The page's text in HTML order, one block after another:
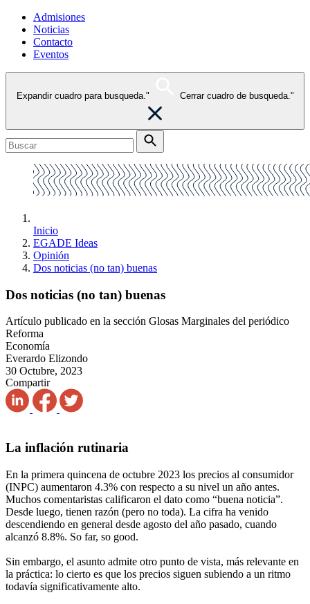
Admisiones
Noticias
Contacto
Eventos
Expandir cuadro para busqueda." Cerrar cuadro de busqueda."
Inicio
EGADE Ideas
Opinión
Dos noticias (no tan) buenas
Dos noticias (no tan) buenas
Artículo publicado en la sección Glosas Marginales del periódico
Reforma
Economía
Everardo Elizondo
30 Octubre, 2023
Compartir
La inflación rutinaria
En la primera quincena de octubre 2023 los precios al consumidor
(INPC) aumentaron 4.3% con respecto a su nivel un año antes.
Muchos comentaristas calificaron el dato como “buena noticia”.
Desde luego, tienen razón (pero no toda). La cifra ha venido
descendiendo en general desde agosto del año pasado, cuando
alcanzó 8.8%. So far, so good.
Sin embargo, el asunto admite otro punto de vista, más relevante en
la práctica: lo cierto es que los precios siguen subiendo a un ritmo
todavía significativamente alto.